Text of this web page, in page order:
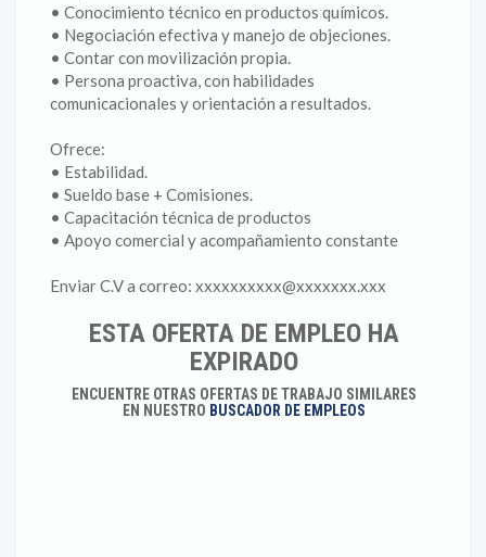
• Conocimiento técnico en productos químicos.
• Negociación efectiva y manejo de objeciones.
• Contar con movilización propia.
• Persona proactiva, con habilidades
comunicacionales y orientación a resultados.
Ofrece:
• Estabilidad.
• Sueldo base + Comisiones.
• Capacitación técnica de productos
• Apoyo comercial y acompañamiento constante
Enviar C.V a correo: xxxxxxxxxx@xxxxxxx.xxx
ESTA OFERTA DE EMPLEO HA
EXPIRADO
ENCUENTRE OTRAS OFERTAS DE TRABAJO SIMILARES
EN NUESTRO BUSCADOR DE EMPLEOS